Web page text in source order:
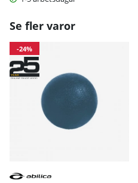
Investera i din hälsa och
Lamp inSPORTline Xamila –
smärtlindring och hudvård.
skillnaden!
Bruksanvisning / manual »
Se fler varor
-24%